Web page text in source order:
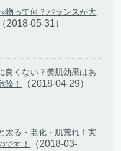
物って何？バランスが大
（2018-05-31）
良くない？美肌効果はあ
険！
（2018-04-29）
太る・老化・肌荒れ！実
です！
（2018-03-